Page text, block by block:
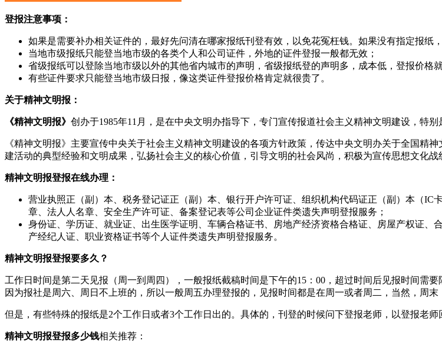
登报注意事项：
如果是需要补办相关证件的，最好先问清在哪家报纸刊登有效，以免花冤枉钱。如果没有指定报纸
当地市级报纸只能登当地市级的各类个人和公司证件，外地的证件登报一般都无效；
省级报纸可以登除当地市级以外的其他省内城市的声明，省级报纸登的声明多，成本低，登报价格就
有些证件要求只能登当地市级日报，像这类证件登报价格肯定就很贵了。
关于精神文明报：
《精神文明报》 创办于1985年11月，是在中央文明办指导下，专门宣传报道社会主义精神文明建设，特
《精神文明报》主要宣传中央关于社会主义精神文明建设的各项方针政策，传达中央文明办关于全国精
建活动的典型经验和文明成果，弘扬社会主义的核心价值，引导文明的社会风尚，积极为宣传思想文化战
精神文明报登报在线办理：
营业执照正（副）本、税务登记证正（副）本、银行开户许可证、组织机构代码证正（副）本（
章、法人人名章、安全生产许可证、备案登记表等公司企业证件类遗失声明登报服务；
身份证、学历证、就业证、出生医学证明、车辆合格证书、房地产经济资格合格证、房屋产权证
产经纪人证、职业资格证书等个人证件类遗失声明登报服务。
精神文明报登报要多久？
工作日时间是第二天见报（周一到周四），一般报纸截稿时间是下午的15：00，超过时间后见报时间需要
因为报社是周六、周日不上班的，所以一般周五办理登报的，见报时间都是在周一或者周二，当然，周
但是，有些特殊的报纸是2个工作日或者3个工作日出的。具体的，刊登的时候问下登报老师，以登报老师
精神文明报登报多少钱相关推荐：